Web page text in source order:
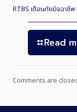
RTBS เตือนภัยมิจฉาชี
Read
Comments are